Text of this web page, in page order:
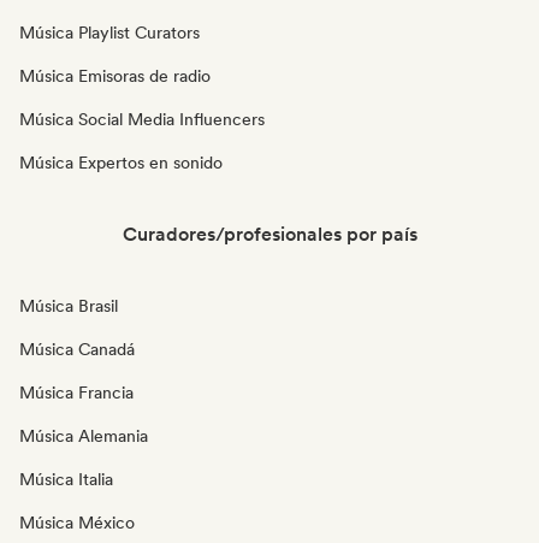
Música Playlist Curators
Música Emisoras de radio
Música Social Media Influencers
Música Expertos en sonido
Curadores/profesionales por país
Música Brasil
Música Canadá
Música Francia
Música Alemania
Música Italia
Música México